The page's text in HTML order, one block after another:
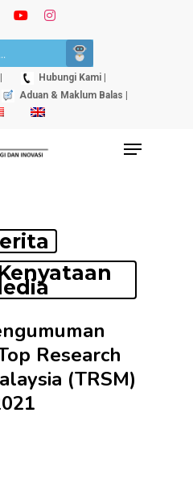
youtubeinstagram
Hubungi Kami |
Aduan & Maklum Balas |
Menu
Research
(TRSM)